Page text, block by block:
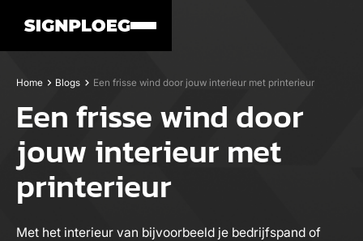
Home Blogs Een frisse wind door jouw interieur met printerieur
Een frisse wind door
jouw interieur met
printerieur
Met het interieur van bijvoorbeeld je bedrijfspand of